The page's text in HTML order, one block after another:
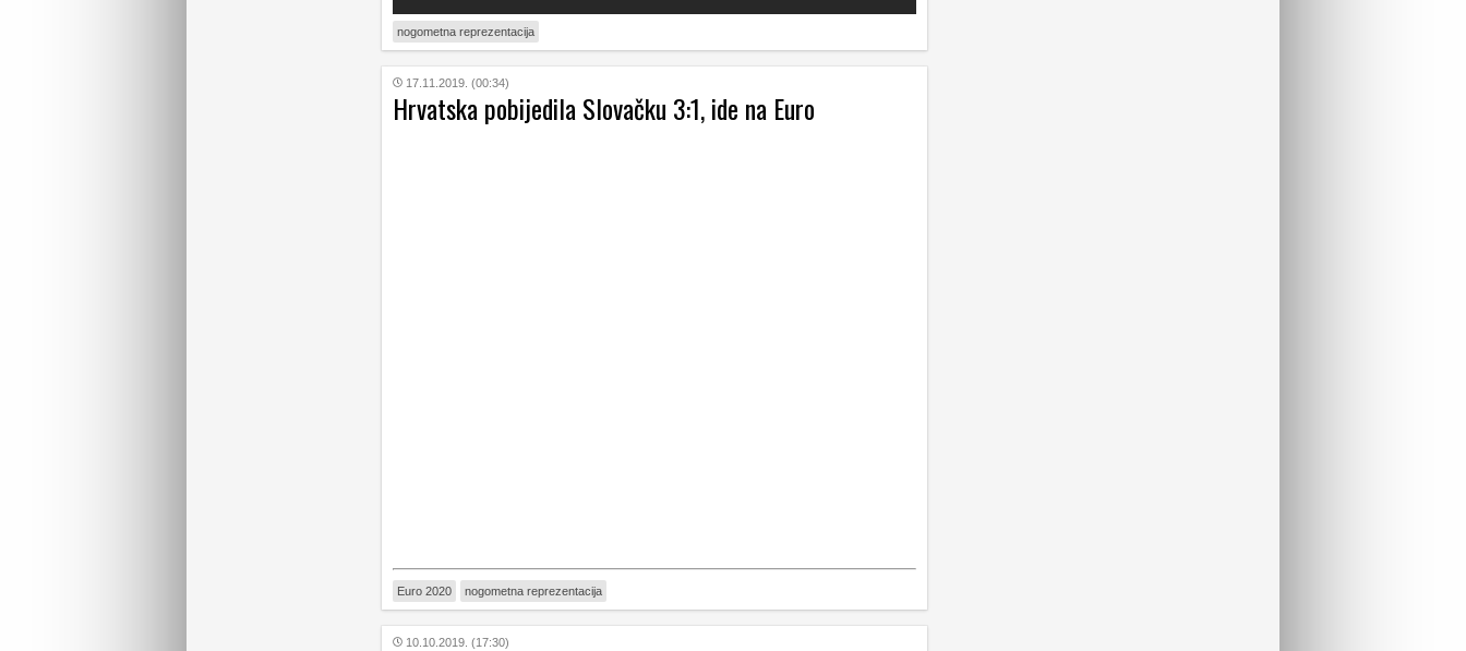
nogometna reprezentacija
17.11.2019. (00:34)
Hrvatska pobijedila Slovačku 3:1, ide na Euro
Euro 2020 nogometna reprezentacija
10.10.2019. (17:30)